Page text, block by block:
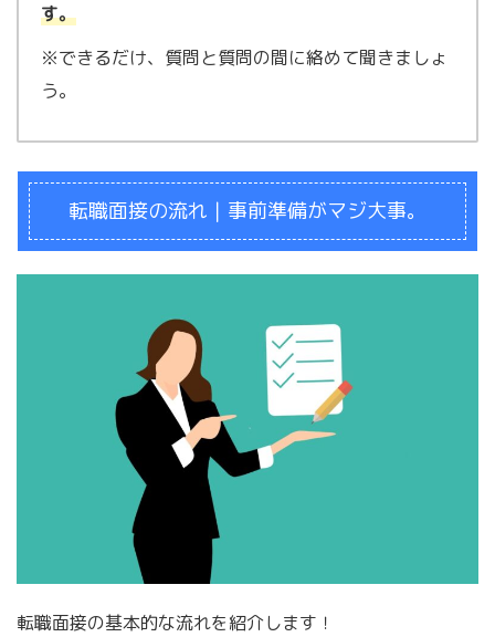
す。
※できるだけ、質問と質問の間に絡めて聞きましょ
う。
転職面接の流れ｜事前準備がマジ大事。
転職面接の基本的な流れを紹介します！